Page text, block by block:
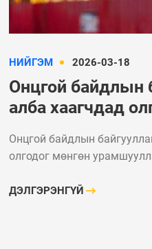
НИЙГЭМ 2026-03-18
Онцгой байдлын
алба хаагчдад
Онцгой байдлын
олгодог мөнгөн
ДЭЛГЭРЭНГҮЙ